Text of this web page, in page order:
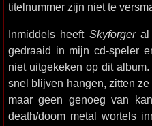
titelnummer zijn niet te
Inmiddels heeft Skyforgeral
gedraaid in mijn cd-speler
niet uitgekeken op dit
snel blijven hangen, zitten
maar geen genoeg van
death/doom metal wortels